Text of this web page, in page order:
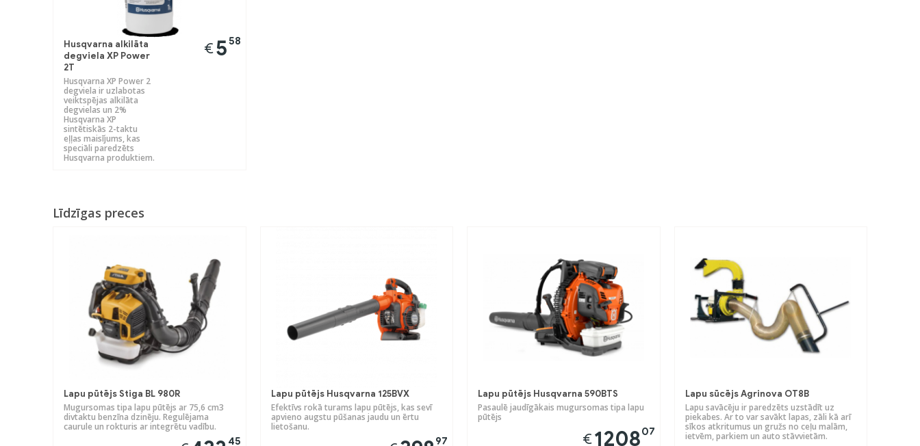
Husqvarna alkilāta
degviela XP Power
2T
Husqvarna XP Power 2
degviela ir uzlabotas
veiktspējas alkilāta
degvielas un 2%
Husqvarna XP
sintētiskās 2-taktu
eļļas maisījums, kas
speciāli paredzēts
Husqvarna produktiem.
€558
Līdzīgas preces
Lapu pūtējs Stiga BL 980R
Mugursomas tipa lapu pūtējs ar 75,6 cm3
divtaktu benzīna dzinēju. Regulējama
caurule un rokturis ar integrētu vadību.
45
Lapu pūtējs Husqvarna 125BVX
Efektīvs rokā turams lapu pūtējs, kas sevī
apvieno augstu pūšanas jaudu un ērtu
lietošanu.
97
Lapu pūtējs Husqvarna 590BTS
Pasaulē jaudīgākais mugursomas tipa lapu
pūtējs
€120807
Lapu sūcējs Agrinova OT8B
Lapu savācēju ir paredzēts uzstādīt uz
piekabes. Ar to var savākt lapas, zāli kā arī
sīkos atkritumus un gružs no ceļu malām,
ietvēm, parkiem un auto stāvvietām.